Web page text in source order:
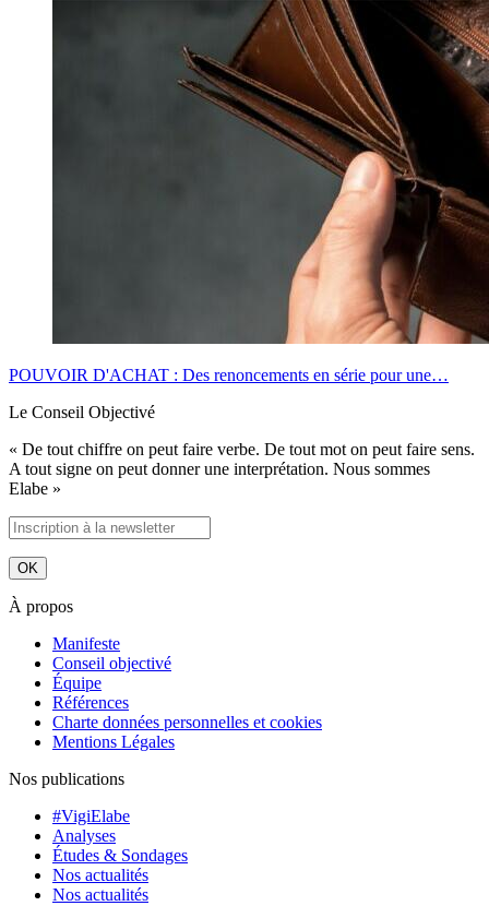
POUVOIR D'ACHAT : Des renoncements en série pour une…
Le Conseil Objectivé
« De tout chiffre on peut faire verbe. De tout mot on peut faire sens.
A tout signe on peut donner une interprétation. Nous sommes
Elabe »
À propos
Manifeste
Conseil objectivé
Équipe
Références
Charte données personnelles et cookies
Mentions Légales
Nos publications
#VigiElabe
Analyses
Études & Sondages
Nos actualités
Nos actualités